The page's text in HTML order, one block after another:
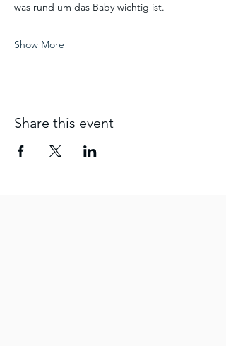
was rund um das Baby wichtig ist.
Show More
Share this event